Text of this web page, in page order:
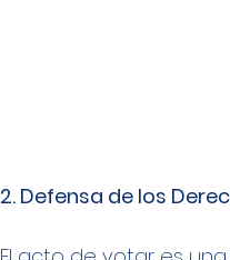
2. Defensa de los